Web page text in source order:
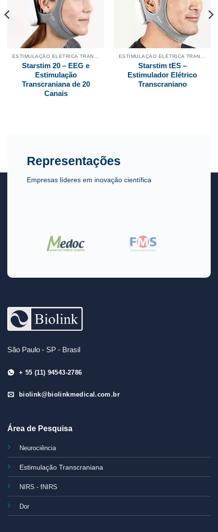
Starstim 20 – EEG e
Estimulação
Transcraniana de 20
Canais
Starstim tES –
Estimulador Elétrico
Transcraniano
Representações
Empresas líderes em inovação científica
São Paulo - SP - Brasil
+ 55 (11) 94543-2786
biolink@biolinkmedical.com.br
Área de Pesquisa
Neurociência
Estimulação Transcraniana
NIRS - fNIRS
Dor